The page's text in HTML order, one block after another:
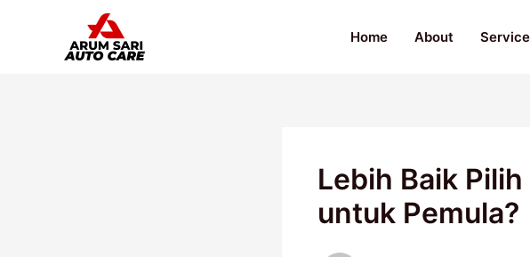
Home About
Lebih Baik
untuk Pemula?